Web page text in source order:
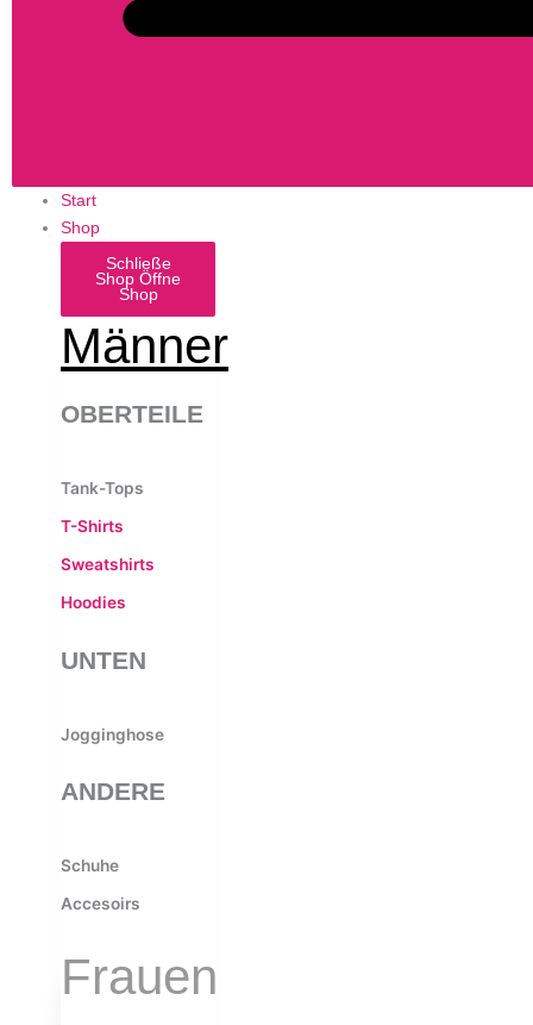
Start
Shop
Schließe
Shop Öffne
Shop
Männer
OBERTEILE
Tank-Tops
T-Shirts
Sweatshirts
Hoodies
UNTEN
Jogginghose
ANDERE
Schuhe
Accesoirs
Frauen